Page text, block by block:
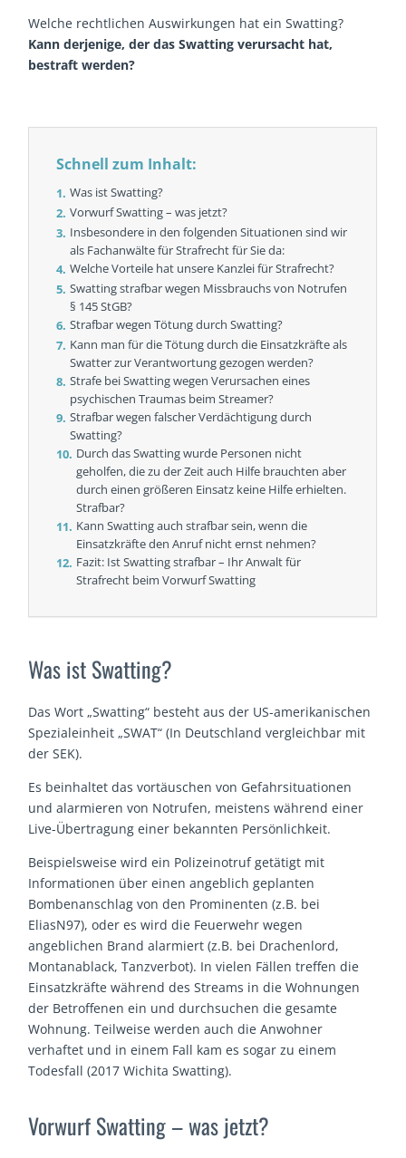
Welche rechtlichen Auswirkungen hat ein Swatting?
Kann derjenige, der das Swatting verursacht hat,
bestraft werden?
Schnell zum Inhalt:
Was ist Swatting?
Vorwurf Swatting – was jetzt?
Insbesondere in den folgenden Situationen sind wir
als Fachanwälte für Strafrecht für Sie da:
Welche Vorteile hat unsere Kanzlei für Strafrecht?
Swatting strafbar wegen Missbrauchs von Notrufen
§ 145 StGB?
Strafbar wegen Tötung durch Swatting?
Kann man für die Tötung durch die Einsatzkräfte als
Swatter zur Verantwortung gezogen werden?
Strafe bei Swatting wegen Verursachen eines
psychischen Traumas beim Streamer?
Strafbar wegen falscher Verdächtigung durch
Swatting?
Durch das Swatting wurde Personen nicht
geholfen, die zu der Zeit auch Hilfe brauchten aber
durch einen größeren Einsatz keine Hilfe erhielten.
Strafbar?
Kann Swatting auch strafbar sein, wenn die
Einsatzkräfte den Anruf nicht ernst nehmen?
Fazit: Ist Swatting strafbar – Ihr Anwalt für
Strafrecht beim Vorwurf Swatting
Was ist Swatting?
Das Wort „Swatting“ besteht aus der US-amerikanischen
Spezialeinheit „SWAT“ (In Deutschland vergleichbar mit
der SEK).
Es beinhaltet das vortäuschen von Gefahrsituationen
und alarmieren von Notrufen, meistens während einer
Live-Übertragung einer bekannten Persönlichkeit.
Beispielsweise wird ein Polizeinotruf getätigt mit
Informationen über einen angeblich geplanten
Bombenanschlag von den Prominenten (z.B. bei
EliasN97), oder es wird die Feuerwehr wegen
angeblichen Brand alarmiert (z.B. bei Drachenlord,
Montanablack, Tanzverbot). In vielen Fällen treffen die
Einsatzkräfte während des Streams in die Wohnungen
der Betroffenen ein und durchsuchen die gesamte
Wohnung. Teilweise werden auch die Anwohner
verhaftet und in einem Fall kam es sogar zu einem
Todesfall (2017 Wichita Swatting).
Vorwurf Swatting – was jetzt?